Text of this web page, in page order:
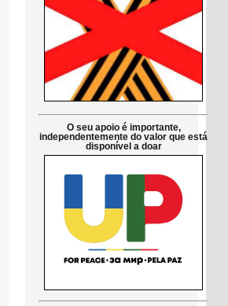
O seu apoio é importante,
independentemente do valor que está
disponível a doar